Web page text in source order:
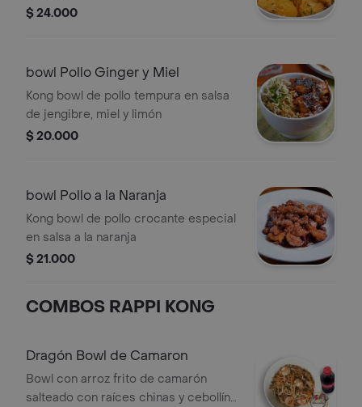
$ 24.000
bowl Pollo Ginger y Miel
Kong bowl de pollo tempura en salsa
de jengibre, miel y limón
$ 20.000
bowl Pollo a la Naranja
Kong bowl de pollo crocante especial
en salsa a la naranja
$ 21.000
COMBOS RAPPI KONG
Dragón Bowl de Camaron
Bowl con arroz frito de camarón
salteado con raíces chinas y cebollín y